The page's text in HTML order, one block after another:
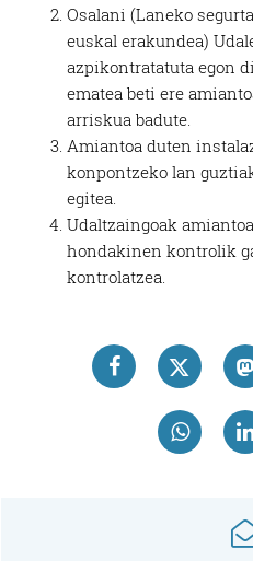
Osalani (Laneko
euskal erakundea)
azpikontratatuta egon
ematea beti ere
arriskua badute.
Amiantoa duten
konpontzeko lan
egitea.
Udaltzaingoak
hondakinen kontrolik
kontrolatzea.